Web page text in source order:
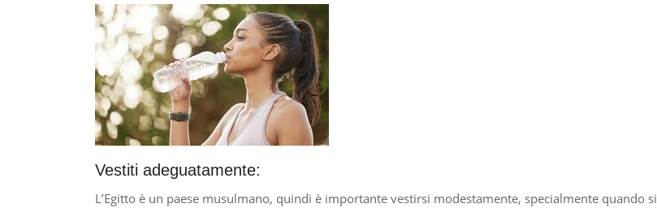
Vestiti adeguatamente:
L’Egitto è un paese musulmano, quindi è importante vestirsi modestamente, specialmente quando si